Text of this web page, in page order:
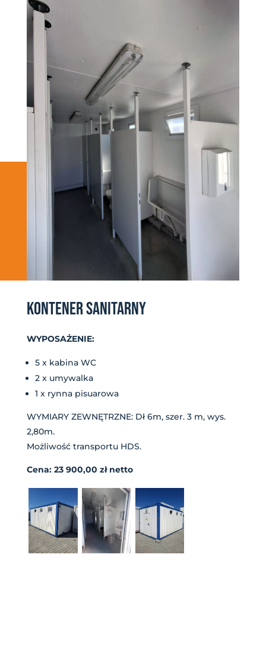
KONTENER SANITARNY
WYPOSAŻENIE:
5 x kabina WC
2 x umywalka
1 x rynna pisuarowa
WYMIARY ZEWNĘTRZNE: Dł 6m, szer. 3 m, wys.
2,80m.
Możliwość transportu HDS.
Cena: 23 900,00 zł netto